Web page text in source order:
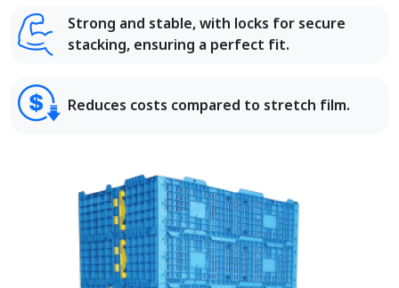
Strong and stable, with locks for secure
stacking, ensuring a perfect fit.
Reduces costs compared to stretch film.